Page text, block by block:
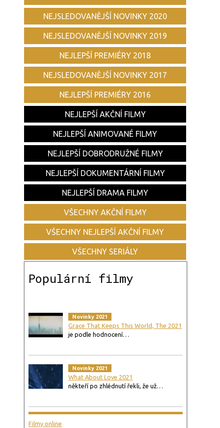
NEJSLEDOVANĚJŠÍ NOVINKY 2020
NEJSLEDOVANĚJŠÍ NOVINKY 2019
NEJLEPŠÍ PREMIÉRY 2018
NEJSLEDOVANĚJŠÍ NOVINKY 2017
NEJLEPŠÍ PREMIÉRY 2016
NEJLEPŠÍ AKČNÍ FILMY
NEJLEPŠÍ ANIMOVANÉ FILMY
NEJLEPŠÍ DOBRODRUŽNÉ FILMY
NEJLEPŠÍ DOKUMENTÁRNÍ FILMY
NEJLEPŠÍ DRAMA FILMY
VŠECHNY AKČNÍ FILMY
VŠECHNY NEJLEPŠÍ AKČNÍ FILMY
VŠECHNY SERIÁLY
Populární filmy
Novinky 2021
Grace That Keeps This World, The 2021
je podle hodnocení…
Novinky 2021
What About Love 2021
někteří po zhlédnutí řekli, že už…
Filmy online